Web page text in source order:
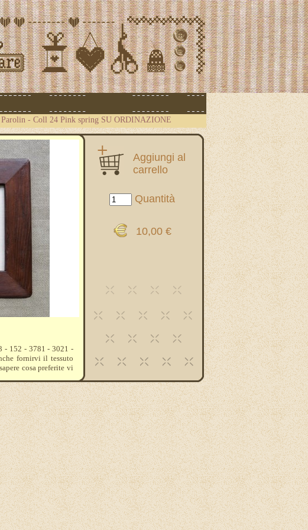
Parolin - Coll 24 Pink spring SU ORDINAZIONE
Aggiungi al
carrello
Quantità
10,00 €
- 152 - 3781 - 3021 -
fornirvi il tessuto
cosa preferite vi